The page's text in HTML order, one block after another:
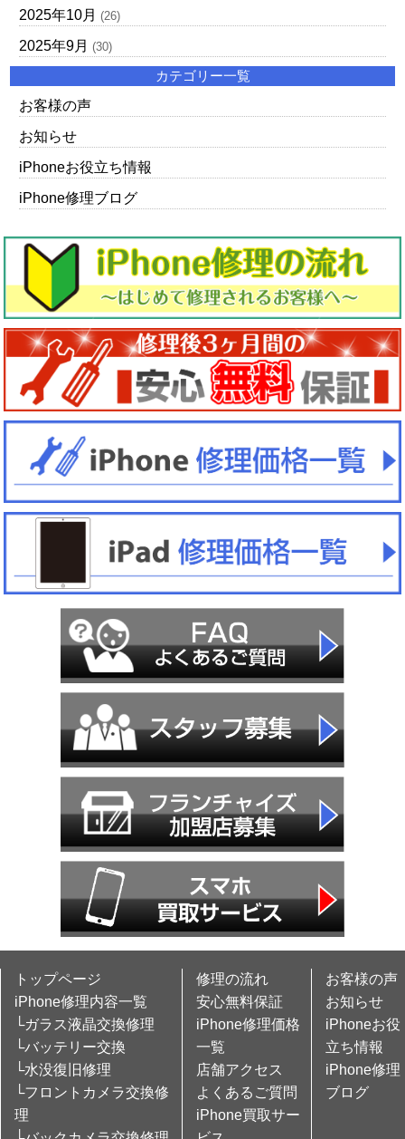
2025年10月 (26)
2025年9月 (30)
カテゴリー一覧
お客様の声
お知らせ
iPhoneお役立ち情報
iPhone修理ブログ
トップページ
iPhone修理内容一覧
└ガラス液晶交換修理
└バッテリー交換
└水没復旧修理
└フロントカメラ交換修
理
修理の流れ
安心無料保証
iPhone修理価格
一覧
店舗アクセス
よくあるご質問
iPhone買取サー
お客様の声
お知らせ
iPhoneお役
立ち情報
iPhone修理
ブログ